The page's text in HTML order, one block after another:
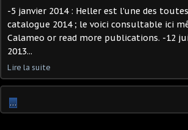
-5 janvier 2014 : Heller est l'une des
catalogue 2014 ; le voici consultable ici
Calameo or read more publications. -12
2013...
Lire la suite
…